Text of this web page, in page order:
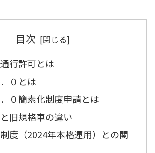
目次
行許可とは
０とは
０簡素化制度申請とは
旧規格車の違い
度（2024年本格運用）との関